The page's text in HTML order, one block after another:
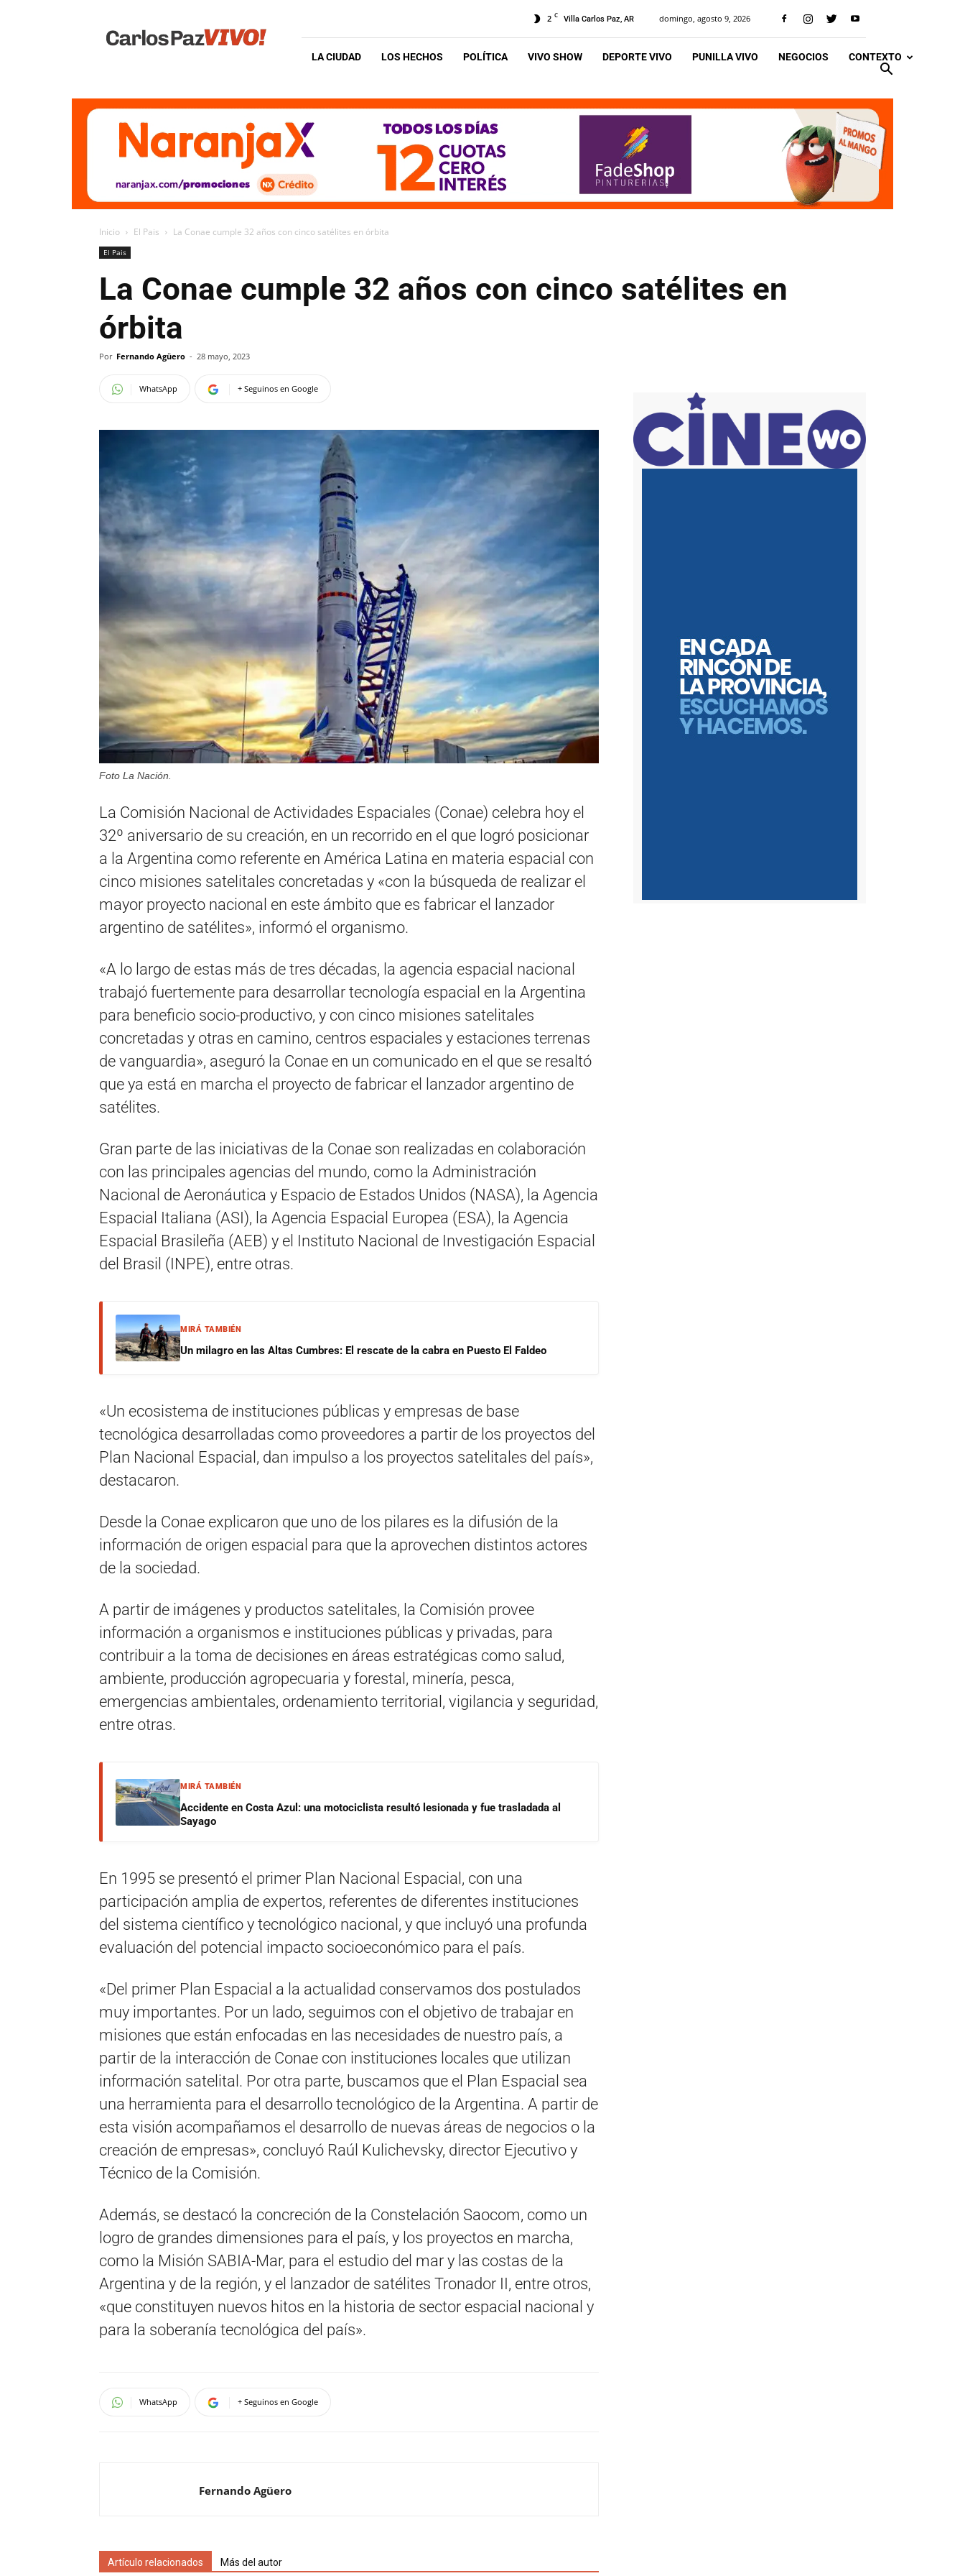
Vivo
2 C Villa Carlos Paz, AR domingo, agosto 9, 2026
LA CIUDAD LOS HECHOS POLÍTICA VIVO SHOW DEPORTE VIVO PUNILLA VIVO NEGOCIOS CONTEXTO
Inicio El Pais La Conae cumple 32 años con cinco satélites en órbita
El Pais
La Conae cumple 32 años con cinco satélites en
órbita
Por Fernando Agüero - 28 mayo, 2023
WhatsApp + Seguinos en Google
Foto La Nación.
La Comisión Nacional de Actividades Espaciales (Conae) celebra hoy el
32º aniversario de su creación, en un recorrido en el que logró posicionar
a la Argentina como referente en América Latina en materia espacial con
cinco misiones satelitales concretadas y «con la búsqueda de realizar el
mayor proyecto nacional en este ámbito que es fabricar el lanzador
argentino de satélites», informó el organismo.
«A lo largo de estas más de tres décadas, la agencia espacial nacional
trabajó fuertemente para desarrollar tecnología espacial en la Argentina
para beneficio socio-productivo, y con cinco misiones satelitales
concretadas y otras en camino, centros espaciales y estaciones terrenas
de vanguardia», aseguró la Conae en un comunicado en el que se resaltó
que ya está en marcha el proyecto de fabricar el lanzador argentino de
satélites.
Gran parte de las iniciativas de la Conae son realizadas en colaboración
con las principales agencias del mundo, como la Administración
Nacional de Aeronáutica y Espacio de Estados Unidos (NASA), la Agencia
Espacial Italiana (ASI), la Agencia Espacial Europea (ESA), la Agencia
Espacial Brasileña (AEB) y el Instituto Nacional de Investigación Espacial
del Brasil (INPE), entre otras.
MIRÁ TAMBIÉN
Un milagro en las Altas Cumbres: El rescate de la cabra en Puesto El Faldeo
«Un ecosistema de instituciones públicas y empresas de base
tecnológica desarrolladas como proveedores a partir de los proyectos del
Plan Nacional Espacial, dan impulso a los proyectos satelitales del país»,
destacaron.
Desde la Conae explicaron que uno de los pilares es la difusión de la
información de origen espacial para que la aprovechen distintos actores
de la sociedad.
A partir de imágenes y productos satelitales, la Comisión provee
información a organismos e instituciones públicas y privadas, para
contribuir a la toma de decisiones en áreas estratégicas como salud,
ambiente, producción agropecuaria y forestal, minería, pesca,
emergencias ambientales, ordenamiento territorial, vigilancia y seguridad,
entre otras.
MIRÁ TAMBIÉN
Accidente en Costa Azul: una motociclista resultó lesionada y fue trasladada al
Sayago
En 1995 se presentó el primer Plan Nacional Espacial, con una
participación amplia de expertos, referentes de diferentes instituciones
del sistema científico y tecnológico nacional, y que incluyó una profunda
evaluación del potencial impacto socioeconómico para el país.
«Del primer Plan Espacial a la actualidad conservamos dos postulados
muy importantes. Por un lado, seguimos con el objetivo de trabajar en
misiones que están enfocadas en las necesidades de nuestro país, a
partir de la interacción de Conae con instituciones locales que utilizan
información satelital. Por otra parte, buscamos que el Plan Espacial sea
una herramienta para el desarrollo tecnológico de la Argentina. A partir de
esta visión acompañamos el desarrollo de nuevas áreas de negocios o la
creación de empresas», concluyó Raúl Kulichevsky, director Ejecutivo y
Técnico de la Comisión.
Además, se destacó la concreción de la Constelación Saocom, como un
logro de grandes dimensiones para el país, y los proyectos en marcha,
como la Misión SABIA-Mar, para el estudio del mar y las costas de la
Argentina y de la región, y el lanzador de satélites Tronador II, entre otros,
«que constituyen nuevos hitos en la historia de sector espacial nacional y
para la soberanía tecnológica del país».
WhatsApp + Seguinos en Google
Fernando Agüero
Artículo relacionados Más del autor